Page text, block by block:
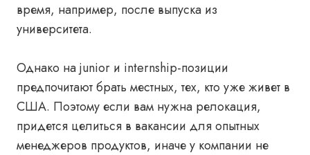
время, например, после выпуска из
университета.
Однако на junior и internship-позиции
предпочитают брать местных, тех, кто уже живет в
США. Поэтому если вам нужна релокация,
придется целиться в вакансии для опытных
менеджеров продуктов, иначе у компании не